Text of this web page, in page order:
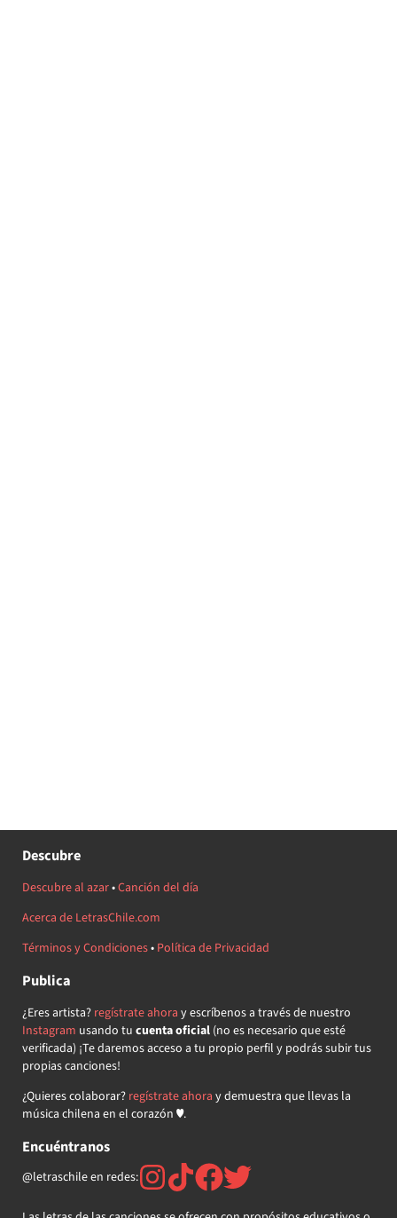
Descubre
Descubre al azar•Canción del día
Acerca de LetrasChile.com
Términos y Condiciones• Política de Privacidad
Publica
¿Eres artista? regístrate ahora y escríbenos a través de nuestro
Instagram usando tu cuenta oficial(no es necesario que esté
verificada) ¡Te daremos acceso a tu propio perfil y podrás subir tus
propias canciones!
¿Quieres colaborar? regístrate ahora y demuestra que llevas la
música chilena en el corazón ♥.
Encuéntranos
@letraschile en redes: